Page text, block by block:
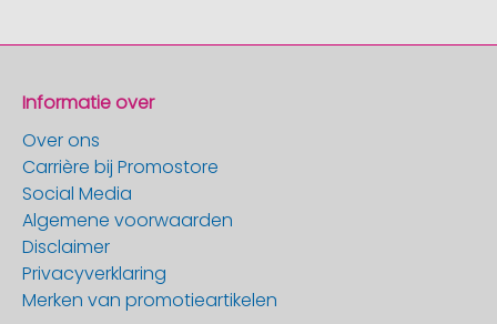
Informatie over
Over ons
Carrière bij Promostore
Social Media
Algemene voorwaarden
Disclaimer
Privacyverklaring
Merken van promotieartikelen